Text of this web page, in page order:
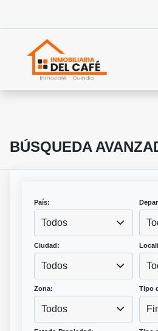
BÚSQUEDA
País:
Todos
Ciudad:
Todos
Zona:
Todos
Tipo